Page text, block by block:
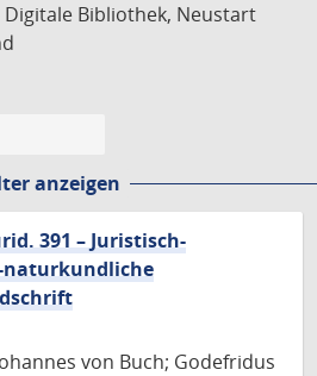
Bibliothek, Neustart
anzeigen
391 – Juristisch-
naturkundliche
von Buch; Godefridus